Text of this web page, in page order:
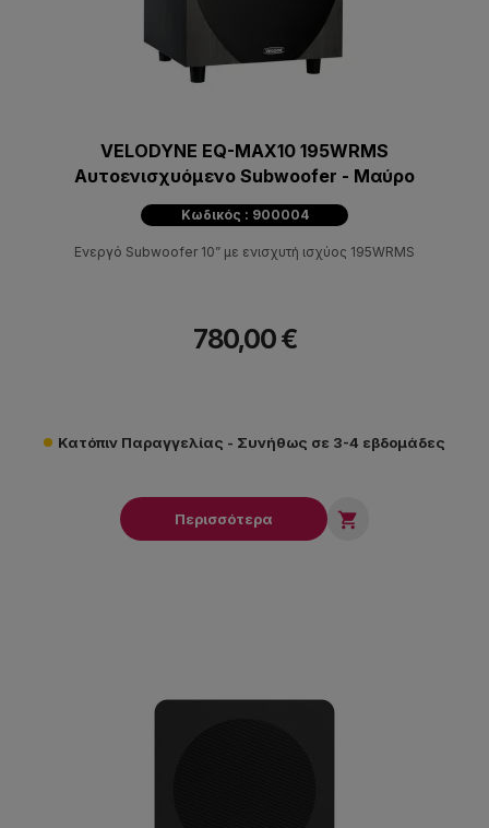
VELODYNE EQ-MAX10 195WRMS
Αυτοενισχυόμενο Subwoofer - Μαύρο
Κωδικός : 900004
Ενεργό Subwoofer 10” με ενισχυτή ισχύος 195WRMS
780,00 €
Κατόπιν Παραγγελίας - Συνήθως σε 3-4 εβδομάδες
Περισσότερα 